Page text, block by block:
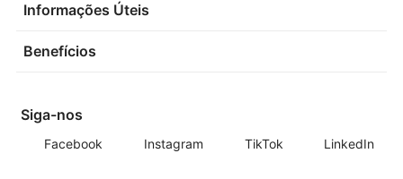
Informações Úteis
Benefícios
Siga-nos
Facebook Instagram TikTok LinkedIn